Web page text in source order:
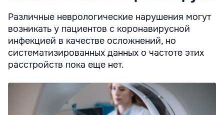
Различные неврологические нарушения могут
возникать у пациентов с коронавирусной
инфекцией в качестве осложнений, но
систематизированных данных о частоте этих
расстройств пока еще нет.